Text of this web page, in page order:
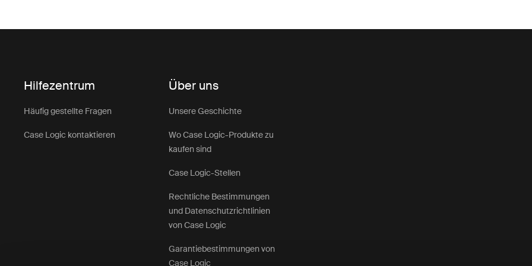
Hilfezentrum
Häufig gestellte Fragen
Case Logic kontaktieren
Über uns
Unsere Geschichte
Wo Case Logic-Produkte zu
kaufen sind
Case Logic-Stellen
Rechtliche Bestimmungen
und Datenschutzrichtlinien
von Case Logic
Garantiebestimmungen von
Case Logic